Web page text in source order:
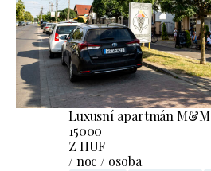
Luxusní apartmán M&M
15000
Z HUF
/ noc / osoba